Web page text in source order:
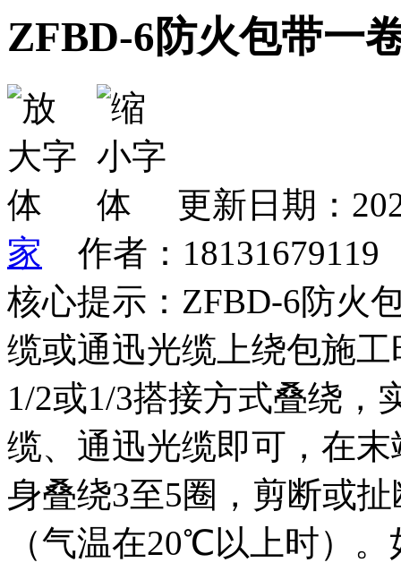
ZFBD-6防火包带一
更新日期：
家 作者：
核心提示：ZFBD-6防火
缆或通迅光缆上绕包施
1/2或1/3搭接方式叠绕，
缆、通迅光缆即可，在
身叠绕3至5圈，剪断或
（气温在20℃以上时）